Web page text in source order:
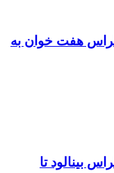
هفت خوان به
بینالود تا